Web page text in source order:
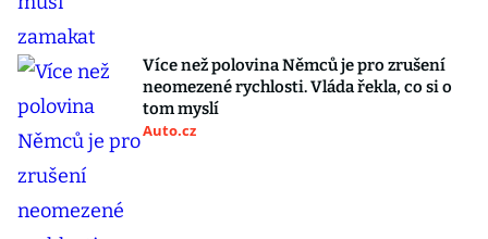
Více než polovina Němců je pro zrušení
neomezené rychlosti. Vláda řekla, co si o
tom myslí
Auto.cz